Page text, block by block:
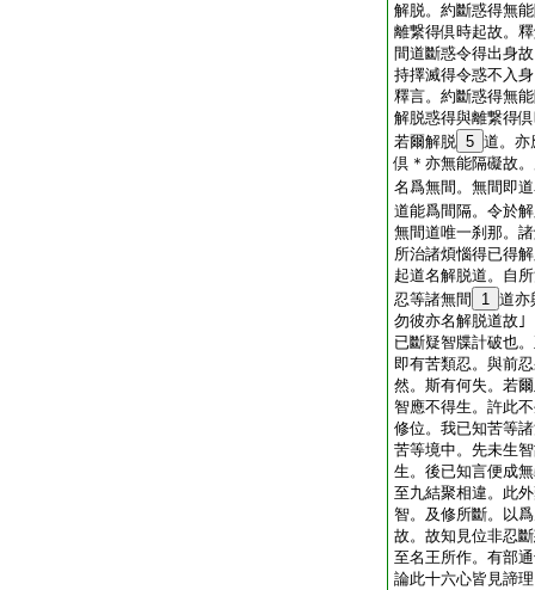
解脱。約斷惑得無
離繋得倶時起故。
間道斷惑令得出身
持擇滅得令惑不入
釋言。約斷惑得無
解脱惑得與離繋得
若爾解脱 5 道。亦
倶＊亦無能隔礙故
名爲無間。無間即
道能爲間隔。令於
無間道唯一刹那。
所治諸煩惱得已得
起道名解脱道。自
忍等諸無間
1 道亦
勿彼亦名解脱道
已斷疑智牒計破也
即有苦類忍。與前
然。斯有何失。若
智應不得生。許此
修位。我已知苦等
苦等境中。先未生
生。後已知言便
至九結聚相違。此
智。及修所斷。以
故。故知見位非
至名王所作。有部
論此十六心皆見諦